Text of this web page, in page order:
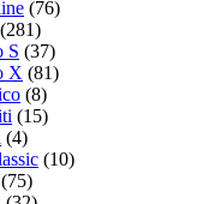
(76)
(281)
S (37)
X (81)
(8)
(15)
(4)
(10)
(75)